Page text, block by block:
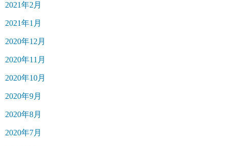
2021年2月
2021年1月
2020年12月
2020年11月
2020年10月
2020年9月
2020年8月
2020年7月